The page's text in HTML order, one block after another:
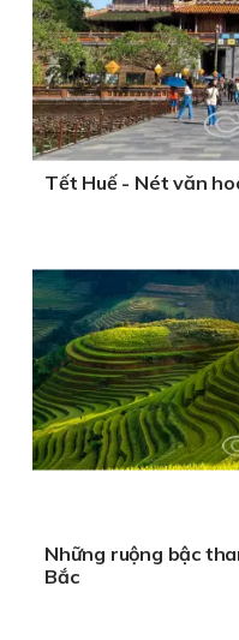
Tết Huế - Nét văn
Những ruộng bậc
Bắc